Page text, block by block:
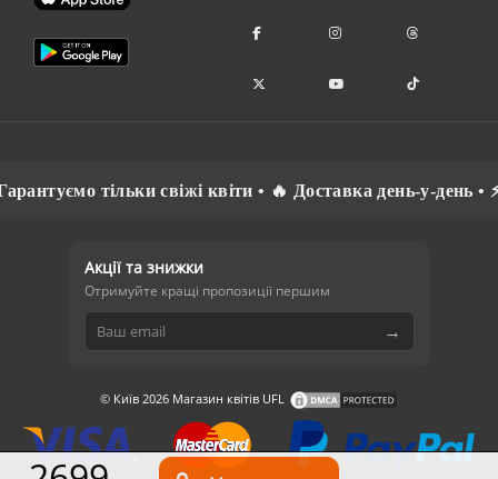
тільки свіжі квіти • 🔥 Доставка день-у-день • ⚡
Акції та знижки
Отримуйте кращі пропозиції першим
→
© Київ 2026 Магазин квітів UFL